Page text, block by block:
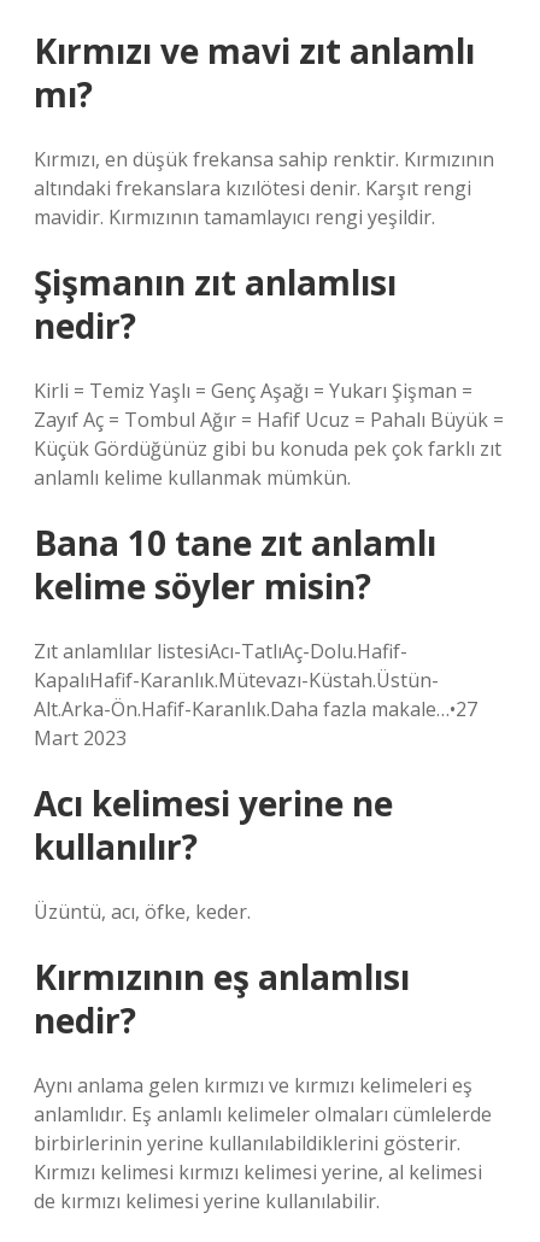
Kırmızı ve mavi zıt anlamlı
mı?
Kırmızı, en düşük frekansa sahip renktir. Kırmızının
altındaki frekanslara kızılötesi denir. Karşıt rengi
mavidir. Kırmızının tamamlayıcı rengi yeşildir.
Şişmanın zıt anlamlısı
nedir?
Kirli = Temiz Yaşlı = Genç Aşağı = Yukarı Şişman =
Zayıf Aç = Tombul Ağır = Hafif Ucuz = Pahalı Büyük =
Küçük Gördüğünüz gibi bu konuda pek çok farklı zıt
anlamlı kelime kullanmak mümkün.
Bana 10 tane zıt anlamlı
kelime söyler misin?
Zıt anlamlılar listesiAcı-TatlıAç-Dolu.Hafif-
KapalıHafif-Karanlık.Mütevazı-Küstah.Üstün-
Alt.Arka-Ön.Hafif-Karanlık.Daha fazla makale…•27
Mart 2023
Acı kelimesi yerine ne
kullanılır?
Üzüntü, acı, öfke, keder.
Kırmızının eş anlamlısı
nedir?
Aynı anlama gelen kırmızı ve kırmızı kelimeleri eş
anlamlıdır. Eş anlamlı kelimeler olmaları cümlelerde
birbirlerinin yerine kullanılabildiklerini gösterir.
Kırmızı kelimesi kırmızı kelimesi yerine, al kelimesi
de kırmızı kelimesi yerine kullanılabilir.